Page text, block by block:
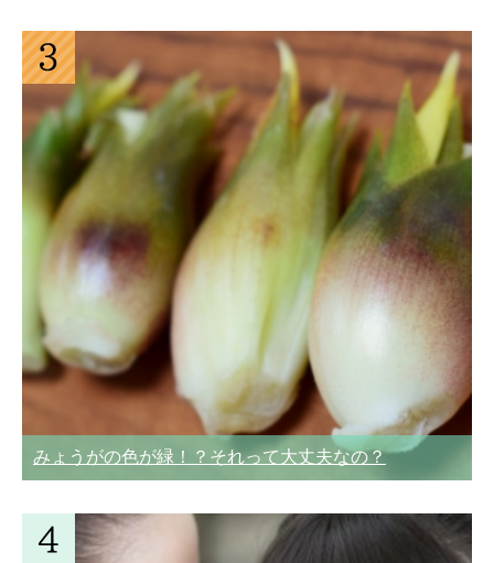
みょうがの色が緑！？それって大丈夫なの？